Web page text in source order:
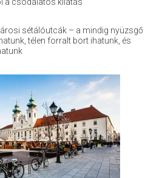
sétálóutcák – a mindig nyüzsgő
télen forralt bort ihatunk, és